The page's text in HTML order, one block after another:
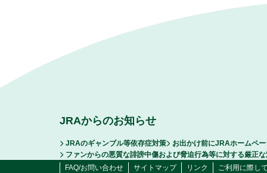
JRAからのお知らせ
JRAのギャンブル等依存症対策
お出かけ前にJRAホームペ
ファンからの悪質な誹謗中傷および脅迫行為等に対する厳正
FAQ/お問い合わせ
サイトマップ リンク ご利用に際し